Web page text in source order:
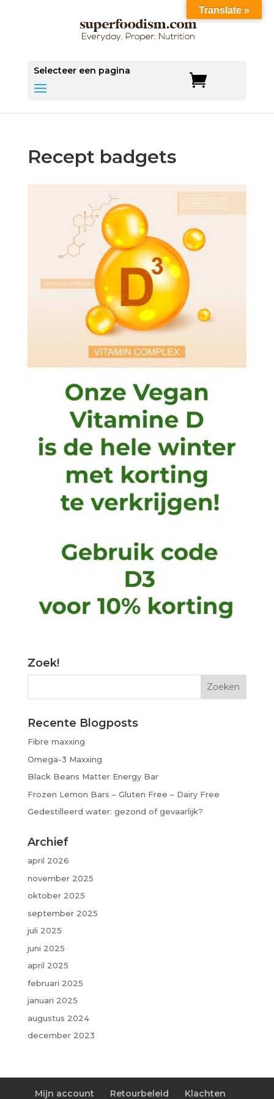
Selecteer een pagina
Recept badgets
Zoek!
Recente Blogposts
Fibre maxxing
Omega-3 Maxxing
Black Beans Matter Energy Bar
Frozen Lemon Bars – Gluten Free – Dairy Free
Gedestilleerd water: gezond of gevaarlijk?
Archief
april 2026
november 2025
oktober 2025
september 2025
juli 2025
juni 2025
april 2025
februari 2025
januari 2025
augustus 2024
december 2023
Mijn account Retourbeleid Klachten
Translate »